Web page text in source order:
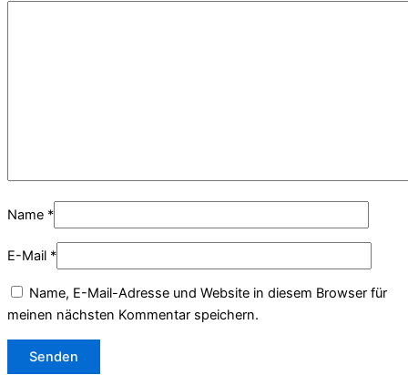
Name *
E-Mail *
Name, E-Mail-Adresse und Website in diesem Browser für
meinen nächsten Kommentar speichern.